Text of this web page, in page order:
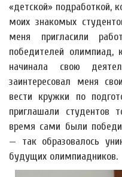
«детской» подработкой,
моих знакомых
меня пригласили
победителей олимпиад,
начинала свою
заинтересовал меня
вести кружки по
приглашали студентов
время сами были
— так образовалось
будущих олимпиадников.